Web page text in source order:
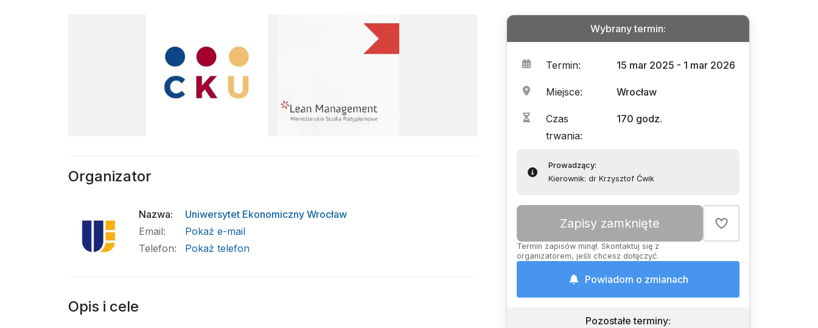
Wybrany termin:
Termin: 15 mar 2025 - 1 mar 2026
Miejsce: Wrocław
Czas
trwania:
170 godz.
Prowadzący:
Kierownik: dr Krzysztof Ćwik
Zapisy zamknięte
Termin zapisów minął. Skontaktuj się z
organizatorem, jeśli chcesz dołączyć.
Powiadom o zmianach
Pozostałe terminy:
Organizator
Nazwa:
Uniwersytet Ekonomiczny Wrocław
Email:
Pokaż e-mail
Telefon: Pokaż telefon
Opis i cele